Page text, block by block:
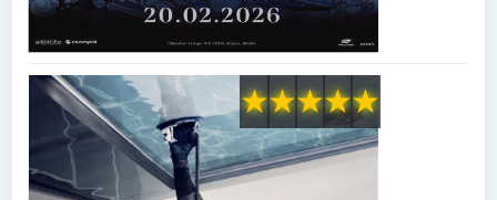
★
★
★
★
★